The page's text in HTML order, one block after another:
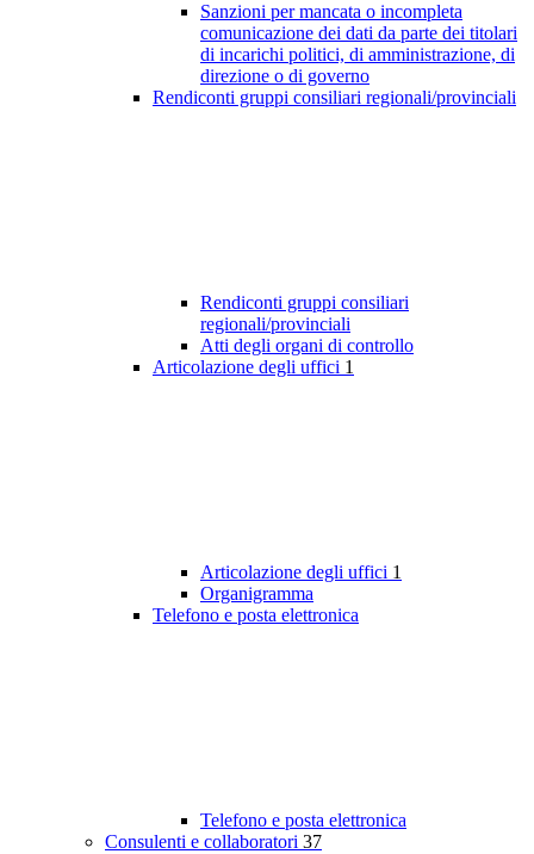
Sanzioni per mancata o incompleta
comunicazione dei dati da parte dei titolari
di incarichi politici, di amministrazione, di
direzione o di governo
Rendiconti gruppi consiliari regionali/provinciali
Rendiconti gruppi consiliari
regionali/provinciali
Atti degli organi di controllo
Articolazione degli uffici 1
Articolazione degli uffici 1
Organigramma
Telefono e posta elettronica
Telefono e posta elettronica
Consulenti e collaboratori 37